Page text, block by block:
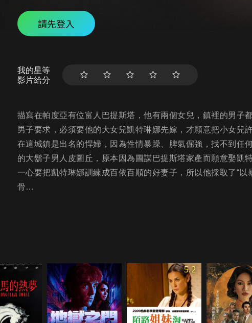
請先登入
我的星等
影片給分
描寫在帕度亞有位富人巴提斯塔，他有兩個女兒，鎮裡的男子
男子要求，必須要他的大女兒凱特琳娜先嫁，才願意把小女兒
在這城鎮是出名的悍婦，因為性情暴躁、脾氣倔強，找不到任
的大鬍子男人皮圖丘，原本因為圖謀巴提斯塔家產而願意娶凱
一心要把凱特琳娜訓練成百依百順的好妻子，所以他採取了“
骨…
5.2